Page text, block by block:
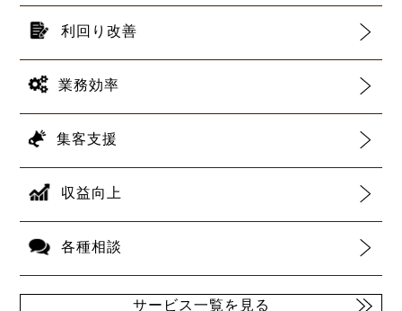
利回り改善
業務効率
集客支援
収益向上
各種相談
サービス一覧を見る